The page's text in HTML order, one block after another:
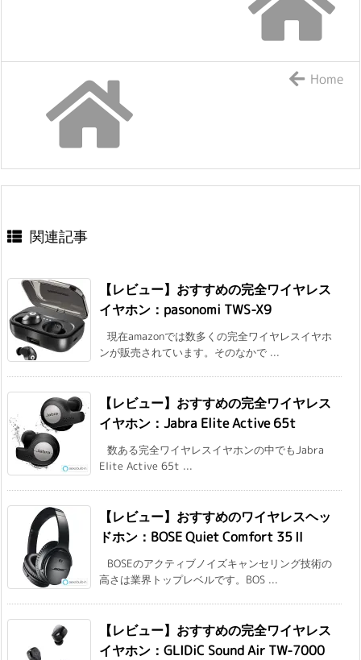
Home
関連記事
【レビュー】おすすめの完全ワイヤレス
イヤホン：pasonomi TWS-X9
現在amazonでは数多くの完全ワイヤレスイヤホ
ンが販売されています。そのなかで ...
【レビュー】おすすめの完全ワイヤレス
イヤホン：Jabra Elite Active 65t
数ある完全ワイヤレスイヤホンの中でもJabra
Elite Active 65t ...
【レビュー】おすすめのワイヤレスヘッ
ドホン：BOSE Quiet Comfort 35Ⅱ
BOSEのアクティブノイズキャンセリング技術の
高さは業界トップレベルです。BOS ...
【レビュー】おすすめの完全ワイヤレス
イヤホン：GLIDiC Sound Air TW-7000